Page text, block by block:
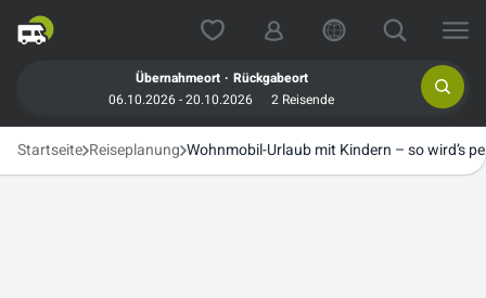
Übernahmeort . Rückgabeort
06.10.2026 - 20.10.2026
2 Reisende
Startseite Reiseplanung Wohnmobil-Urlaub mit Kindern – so wird’s